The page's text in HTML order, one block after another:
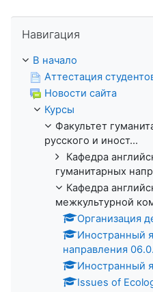
Навигация
В начало
Аттестация
Новости сайта
Курсы
Факультет
русского и иност...
Кафедра
гуманитарных
Кафедра
межкультурной
Организация
Иностранный
направления
Иностранный
Issues of